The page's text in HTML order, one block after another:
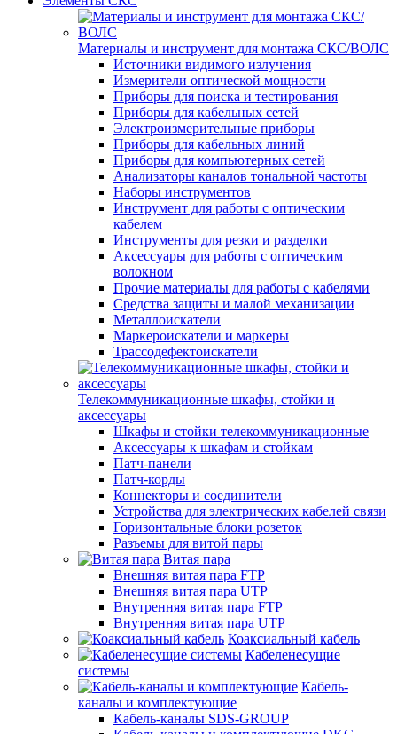
Материалы и инструмент для монтажа СКС/ВОЛС
Источники видимого излучения
Измерители оптической мощности
Приборы для поиска и тестирования
Приборы для кабельных сетей
Электроизмерительные приборы
Приборы для кабельных линий
Приборы для компьютерных сетей
Анализаторы каналов тональной частоты
Наборы инструментов
Инструмент для работы с оптическим
кабелем
Инструменты для резки и разделки
Аксессуары для работы с оптическим
волокном
Прочие материалы для работы с кабелями
Средства защиты и малой механизации
Металлоискатели
Маркероискатели и маркеры
Трассодефектоискатели
Телекоммуникационные шкафы, стойки и
аксессуары
Шкафы и стойки телекоммуникационные
Аксессуары к шкафам и стойкам
Патч-панели
Патч-корды
Коннекторы и соединители
Устройства для электрических кабелей связи
Горизонтальные блоки розеток
Разъемы для витой пары
Витая пара
Внешняя витая пара FTP
Внешняя витая пара UTP
Внутренняя витая пара FTP
Внутренняя витая пара UTP
Коаксиальный кабель
Кабеленесущие
системы
Кабель-
каналы и комплектующие
Кабель-каналы SDS-GROUP